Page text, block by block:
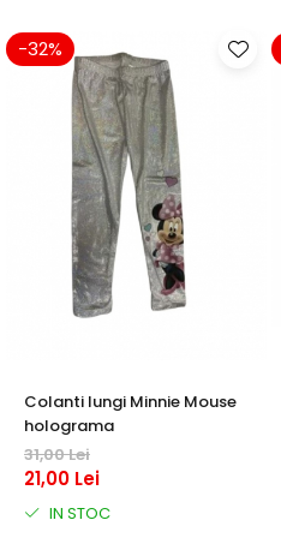
Cry Babies
Wonder Woman
The Grinch
FLAMINGO
Gorjuss
Incaltaminte fete
Ghete si cizme fete
Pantofi fete
Pantofi sport fete
Papuci si slapi fete
-32%
Colanti lungi Minnie Mouse
holograma
31,00 Lei
21,00 Lei
IN STOC